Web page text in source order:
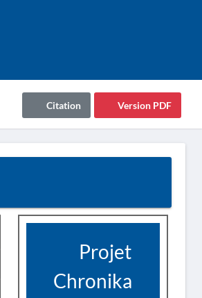
Version PDF
Citation
Projet
Chronika